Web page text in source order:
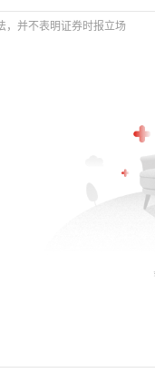
，并不表明证券时报立场